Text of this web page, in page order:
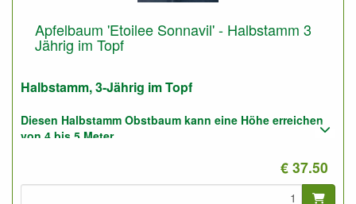
Apfelbaum 'Etoilee Sonnavil' - Halbstamm 3
Jährig im Topf
Halbstamm, 3-Jährig im Topf
Diesen Halbstamm Obstbaum kann eine Höhe erreichen
von 4 bis 5 Meter.
€ 37.50